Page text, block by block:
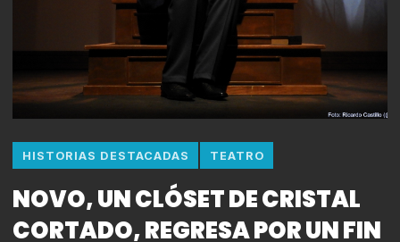
HISTORIAS DESTACADAS TEATRO
NOVO, UN CLÓSET DE CRISTAL
CORTADO, REGRESA POR UN FIN